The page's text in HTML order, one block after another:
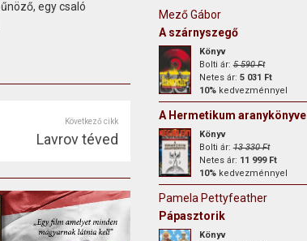
egy csaló
Következő cikk
Lavrov téved
Mező Gábor
A szárnyszegő
Könyv
Bolti ár:5 590 Ft
Netes ár: 5 031 Ft
10%kedvezménnyel
A Hermetikum aranykönyve
Könyv
Bolti ár:13 330 Ft
Netes ár: 11 999 Ft
10%kedvezménnyel
Pamela Pettyfeather
Pápasztorik
Könyv